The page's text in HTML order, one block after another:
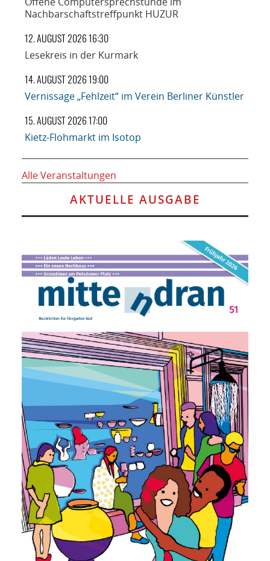
Nachbarschaftstreffpunkt HUZUR
12. AUGUST 2026 16:30
Lesekreis in der Kurmark
14. AUGUST 2026 19:00
Vernissage „Fehlzeit“ im Verein Berliner Künstler
15. AUGUST 2026 17:00
Kietz-Flohmarkt im Isotop
Alle Veranstaltungen
AKTUELLE AUSGABE